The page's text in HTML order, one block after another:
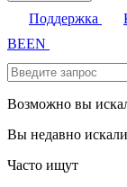
Поддержка
BEEN
Возможно вы
Вы недавно искали
Часто ищут